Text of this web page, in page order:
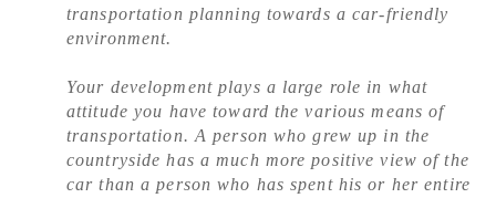
transportation planning towards a car-friendly
environment.
Your development plays a large role in what
attitude you have toward the various means of
transportation. A person who grew up in the
countryside has a much more positive view of the
car than a person who has spent his or her entire